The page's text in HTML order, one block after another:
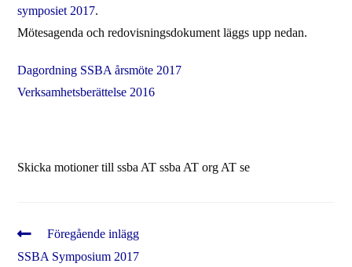
symposiet 2017.
Mötesagenda och redovisningsdokument läggs upp nedan.
Dagordning SSBA årsmöte 2017
Verksamhetsberättelse 2016
Skicka motioner till ssba AT ssba AT org AT se
Läs
artiklar
Föregående inlägg
SSBA Symposium 2017